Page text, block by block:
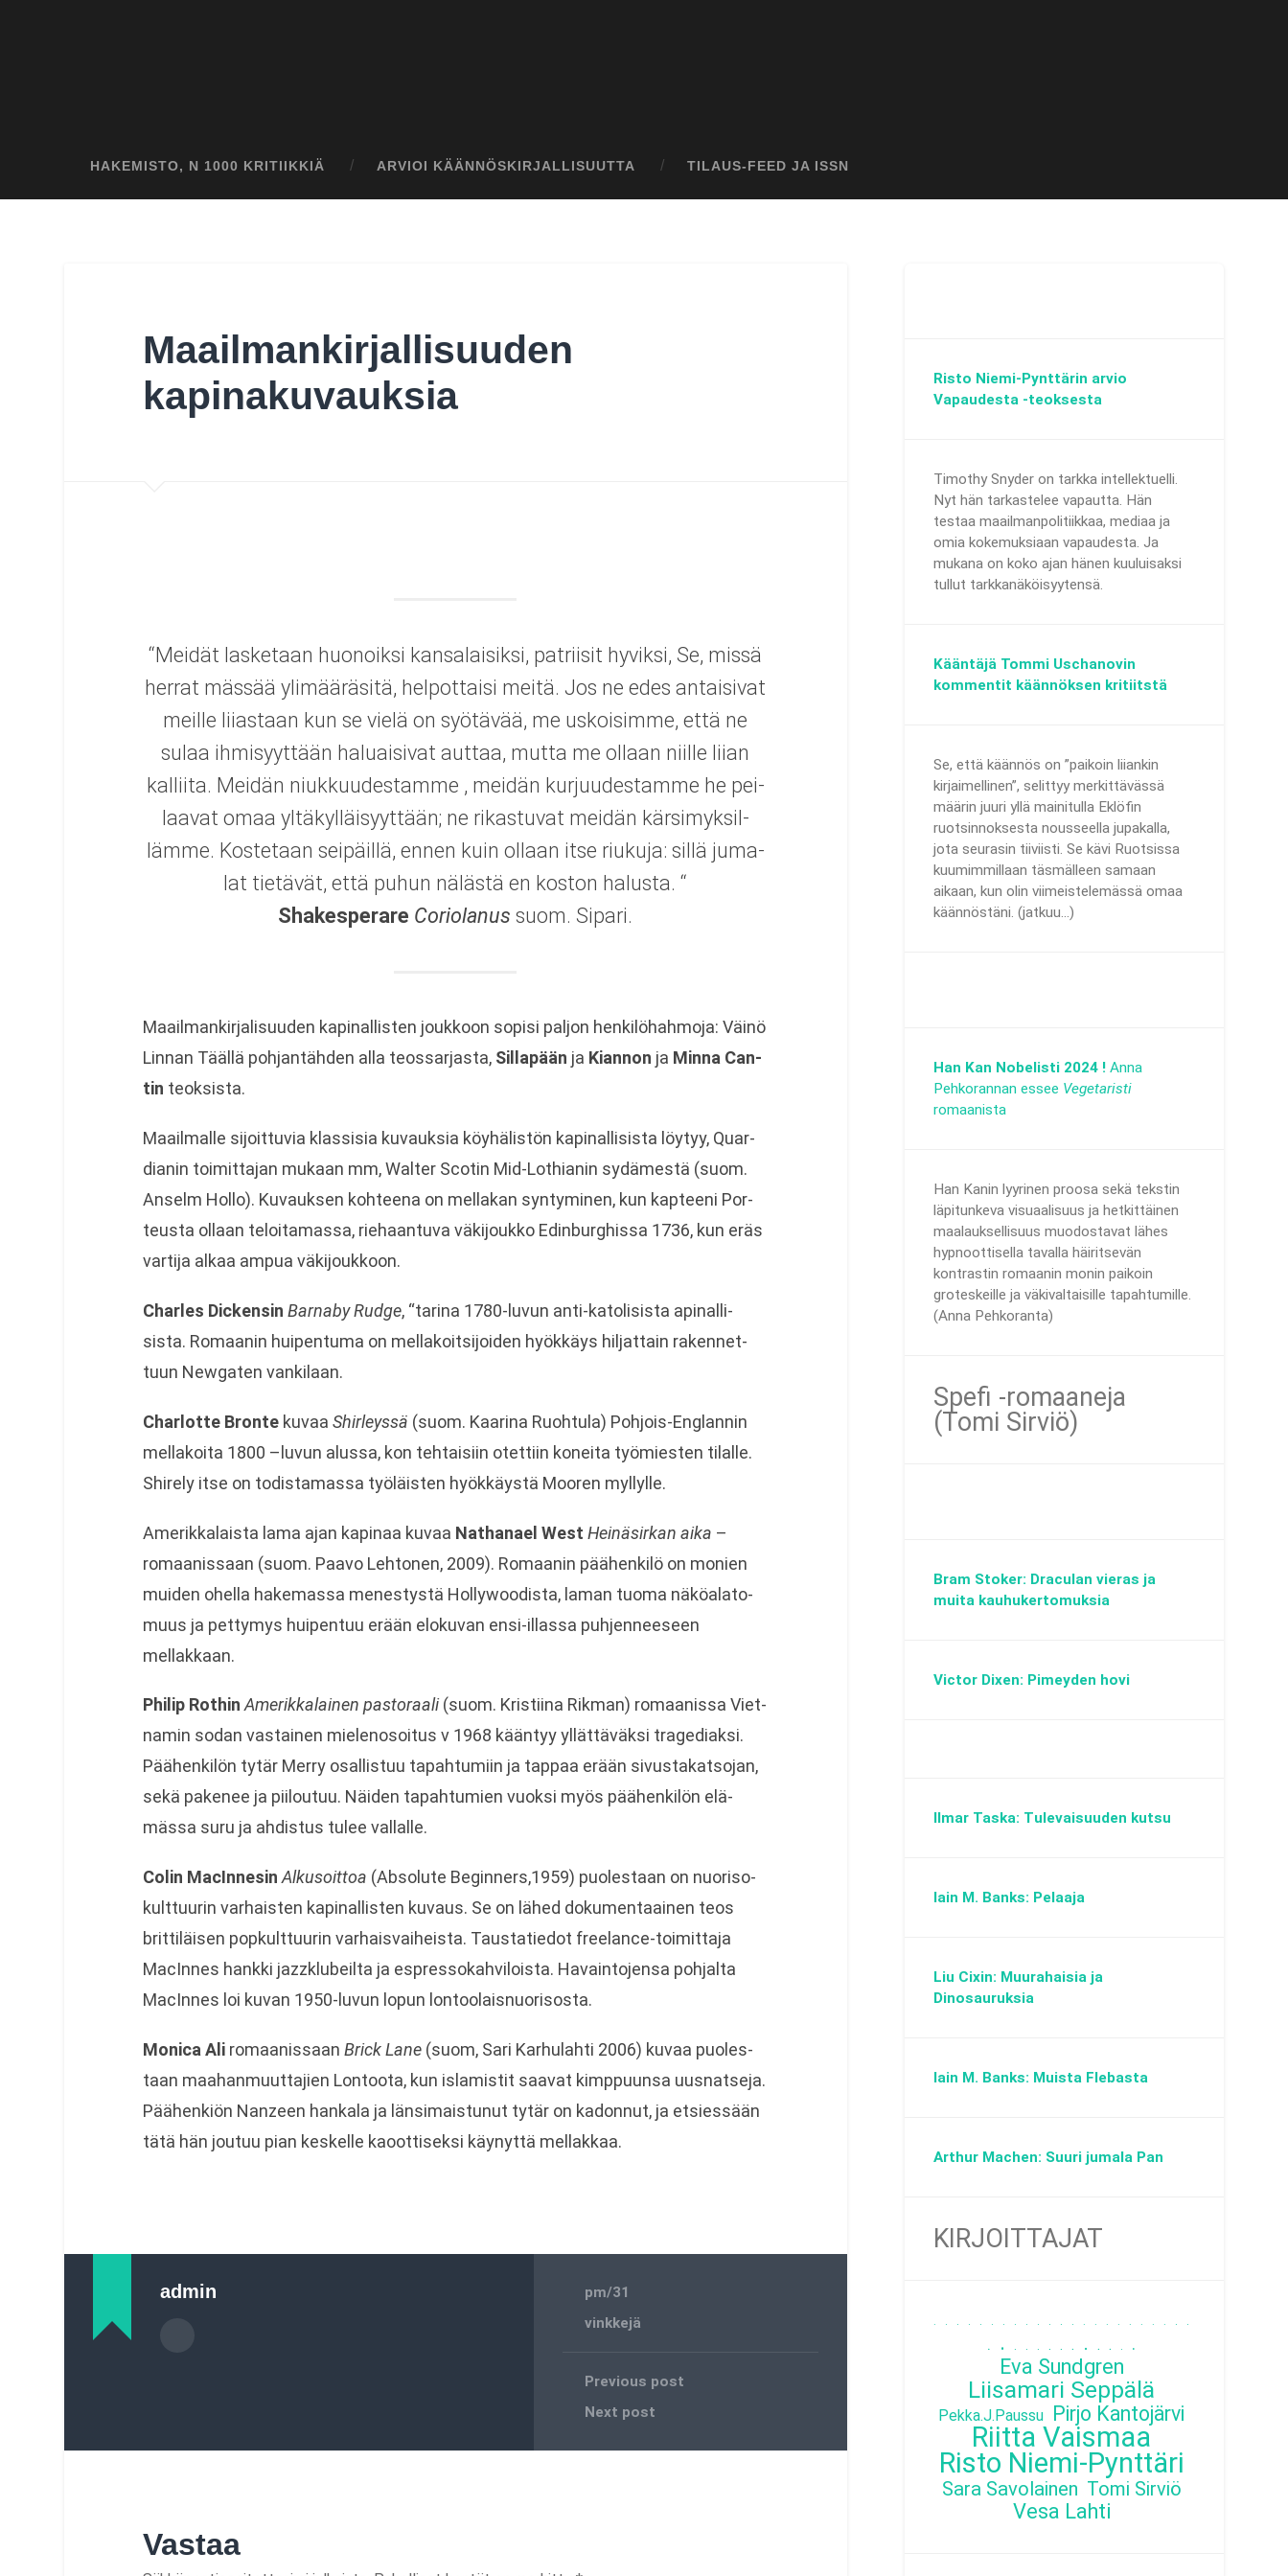
HAKEMISTO, N 1000 KRITIIKKIÄ ARVIOI KÄÄNNÖSKIRJALLISUUTTA TILAUS-FEED JA ISSN
Maailmankirjallisuuden
kapinakuvauksia
“Mei­dät las­ke­taan huo­noiksi kan­sa­lai­siksi, pat­rii­sit hyviksi, Se, missä
her­rat mäs­sää yli­mää­rä­sitä, hel­pot­taisi meitä. Jos ne edes antai­si­vat
meille lii­as­taan kun se vielä on syö­tä­vää, me uskoi­simme, että ne
sulaa ihmi­syyt­tään haluai­si­vat aut­taa, mutta me ollaan niille liian
kal­liita. Mei­dän niuk­kuu­des­tamme , mei­dän kur­juu­des­tamme he pei­
laa­vat omaa yltä­kyl­läi­syyt­tään; ne rikas­tu­vat mei­dän kär­si­myk­sil­
lämme. Kos­te­taan sei­päillä, ennen kuin ollaan itse riu­kuja: sillä juma­
lat tie­tä­vät, että puhun nälästä en kos­ton halusta. “
Sha­kes­pe­rare Corio­la­nussuom. Sipari.
Maa­il­man­kir­ja­li­suu­den kapi­nal­lis­ten jouk­koon sopisi pal­jon hen­ki­lö­hah­moja: Väinö
Lin­nan Täällä poh­jan­täh­den alla teos­sar­jasta,Sil­la­pään ja Kian­non ja Minna Can­
tin teoksista.
Maa­il­malle sijoit­tu­via klas­si­sia kuvauk­sia köy­hä­lis­tön kapi­nal­li­sista löy­tyy, Quar­
dia­nin toi­mit­ta­jan mukaan mm, Wal­ter Sco­tin Mid-Lothianin sydä­mestä (suom.
Anselm Hollo). Kuvauk­sen koh­teena on mel­la­kan syn­ty­mi­nen, kun kap­teeni Por­
teusta ollaan teloi­ta­massa, rie­haan­tuva väki­joukko Edin­burg­hissa 1736, kun eräs
var­tija alkaa ampua väkijoukkoon.
Char­les Dic­ken­sin Bar­naby Rudge, “tarina 1780-luvun anti-katolisista api­nal­li­
sista. Romaa­nin hui­pen­tuma on mel­la­koit­si­joi­den hyök­käys hil­jat­tain raken­net­
tuun New­ga­ten vankilaan.
Char­lotte Brontekuvaa Shir­leyssä (suom. Kaa­rina Ruoh­tula) Pohjois-Englannin
mel­la­koita 1800 –luvun alussa, kon teh­tai­siin otet­tiin koneita työ­mies­ten tilalle.
Shi­rely itse on todis­ta­massa työ­läis­ten hyök­käystä Moo­ren myllylle.
Ame­rik­ka­laista lama ajan kapi­naa kuvaa Nat­ha­nael West Hei­nä­sir­kan aika –
romaa­nis­saan (suom. Paavo Leh­to­nen, 2009). Romaa­nin pää­hen­kilö on monien
mui­den ohella hake­massa menes­tystä Hol­lywoo­dista, laman tuoma näkö­ala­to­
muus ja pet­ty­mys hui­pen­tuu erään elo­ku­van ensi-illassa puh­jen­nee­seen
mellakkaan.
Phi­lip Rot­hin Ame­rik­ka­lai­nen pas­to­raali(suom. Kris­tiina Rik­man) romaa­nissa Viet­
na­min sodan vas­tai­nen mie­le­no­soi­tus v 1968 kään­tyy yllät­tä­väksi tra­ge­diaksi.
Pää­hen­ki­lön tytär Merry osal­lis­tuu tapah­tu­miin ja tap­paa erään sivus­ta­kat­so­jan,
sekä pake­nee ja pii­lou­tuu. Näi­den tapah­tu­mien vuoksi myös pää­hen­ki­lön elä­
mässa suru ja ahdis­tus tulee val­lalle.
Colin MacIn­ne­sinAlkusoit­toa (Abso­lute Beginners,1959) puo­les­taan on nuo­ri­so­
kult­tuu­rin var­hais­ten kapi­nal­lis­ten kuvaus. Se on lähed doku­men­taa­inen teos
brit­ti­läi­sen pop­kult­tuu­rin var­hais­vai­heista. Taus­ta­tie­dot freelance-toimittaja
MacIn­nes hankki jazzklu­beilta ja espres­so­kah­vi­loista. Havain­to­jensa poh­jalta
MacIn­nes loi kuvan 1950-luvun lopun lontoolaisnuorisosta.
Monica Ali romaa­nis­saan Brick Lane(suom, Sari Kar­hu­lahti 2006) kuvaa puo­les­
taan maa­han­muut­ta­jien Lon­toota, kun isla­mis­tit saa­vat kimp­puunsa uus­nat­seja.
Pää­hen­kiön Nanzeen han­kala ja län­si­mais­tu­nut tytär on kadon­nut, ja etsies­sään
tätä hän jou­tuu pian kes­kelle kaoot­ti­seksi käy­nyttä mellakkaa.
admin
pm/31
vinkkejä
Previous post
Next post
Vastaa
Risto Niemi-Pynttärin arvio
Vapaudesta -teoksesta
Timothy Snyder on tarkka intellektuelli.
Nyt hän tarkastelee vapautta. Hän
testaa maailmanpolitiikkaa, mediaa ja
omia kokemuksiaan vapaudesta. Ja
mukana on koko ajan hänen kuuluisaksi
tullut tarkkanäköisyytensä.
Kääntäjä Tommi Uschanovin
kommentit käännöksen kritiitstä
Se, että käännös on ”paikoin liiankin
kirjaimellinen”, selittyy merkittävässä
määrin juuri yllä mainitulla Eklöfin
ruotsinnoksesta nousseella jupakalla,
jota seurasin tiiviisti. Se kävi Ruotsissa
kuumimmillaan täsmälleen samaan
aikaan, kun olin viimeistelemässä omaa
käännöstäni. (jatkuu...)
Han Kan Nobelisti 2024 ! Anna
Pehkorannan essee Vegetaristi
romaanista
Han Kanin lyyrinen proosa sekä tekstin
läpitunkeva visuaalisuus ja hetkittäinen
maalauksellisuus muodostavat lähes
hypnoottisella tavalla häiritsevän
kontrastin romaanin monin paikoin
groteskeille ja väkivaltaisille tapahtumille.
(Anna Pehkoranta)
Spefi -romaaneja
(Tomi Sirviö)
Bram Stoker: Draculan vieras ja
muita kauhukertomuksia
Victor Dixen: Pimeyden hovi
Ilmar Taska: Tulevaisuuden kutsu
Iain M. Banks: Pelaaja
Liu Cixin: Muurahaisia ja
Dinosauruksia
Iain M. Banks: Muista Flebasta
Arthur Machen: Suuri jumala Pan
KIRJOITTAJAT
. . . . . . . . . . . . . . . . . . . . . . .
. . . . . . . . . .
Eva Sundgren
Liisamari Seppälä
Pekka.J.Paussu Pirjo Kantojärvi
Riitta Vaismaa
Risto Niemi-Pynttäri
Sara Savolainen Tomi Sirviö
Vesa Lahti